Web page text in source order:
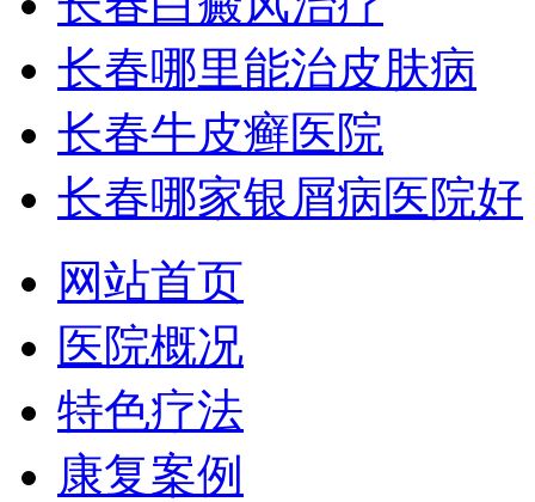
长春哪里能治皮肤病
长春牛皮癣医院
长春哪家银屑病医院好
网站首页
医院概况
特色疗法
康复案例